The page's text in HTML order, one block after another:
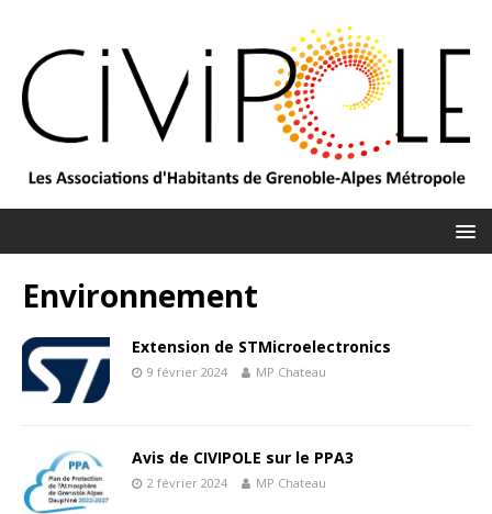
Environnement
Extension de STMicroelectronics
9 février 2024 MP Chateau
Avis de CIVIPOLE sur le PPA3
2 février 2024 MP Chateau